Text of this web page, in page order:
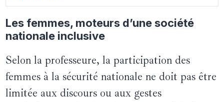
Les femmes, moteurs d’une société
nationale inclusive
Selon la professeure, la participation des
femmes à la sécurité nationale ne doit pas être
limitée aux discours ou aux gestes